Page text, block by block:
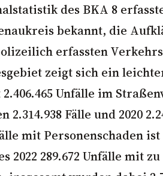
des BKA 8
bekannt, die
erfassten
zeigt sich ein
Unfälle im
2.314.938 Fälle und 2020
mit Personenschaden
2022 289.672 Unfälle mit